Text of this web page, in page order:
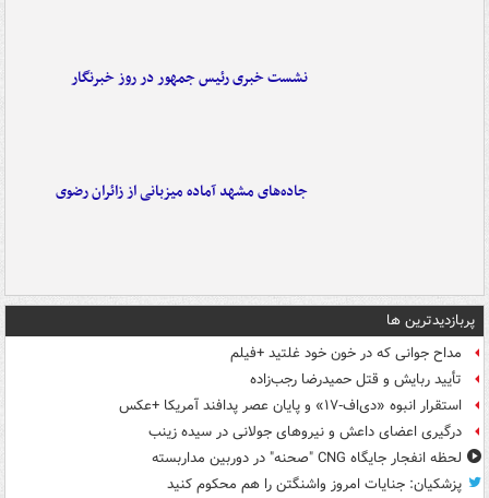
نشست خبری رئیس جمهور در روز خبرنگار
جاده‌های مشهد آماده میزبانی از زائران رضوی
پربازدیدترین ها
مداح جوانی که در خون خود غلتید +فیلم
تأیید ربایش و قتل حمیدرضا رجب‌زاده
استقرار انبوه «دی‌اف‑۱۷» و پایان عصر پدافند آمریکا +عکس
درگیری اعضای داعش و نیروهای جولانی در سیده زینب
لحظه انفجار جایگاه CNG "صحنه" در دوربین مداربسته
پزشکیان: جنایات امروز واشنگتن را هم محکوم کنید